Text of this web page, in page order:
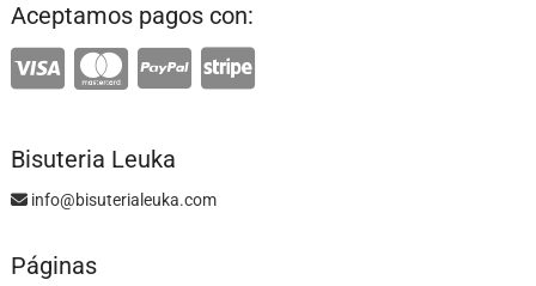
Aceptamos pagos con:
Bisuteria Leuka
info@bisuterialeuka.com
Páginas